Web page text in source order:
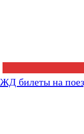
ЖД билеты на